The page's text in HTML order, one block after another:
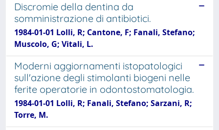
Discromie della dentina da
somministrazione di antibiotici.
1984-01-01 Lolli, R; Cantone, F; Fanali, Stefano;
Muscolo, G; Vitali, L.
Moderni aggiornamenti istopatologici
sull'azione degli stimolanti biogeni nelle
ferite operatorie in odontostomatologia.
1984-01-01 Lolli, R; Fanali, Stefano; Sarzani, R;
Torre, M.